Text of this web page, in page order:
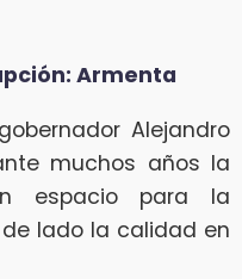
Armenta
Alejandro
muchos años la
espacio para la
lado la calidad en